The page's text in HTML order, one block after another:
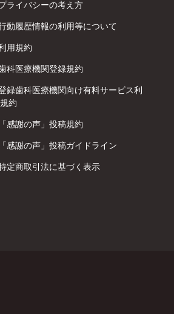
ライバシーの考え方
動履歴情報の利用等について
用規約
科医療機関登録規約
録歯科医療機関向け有料サービス利
約
「感謝の声」投稿規約
「感謝の声」投稿ガイドライン
定商取引法に基づく表示